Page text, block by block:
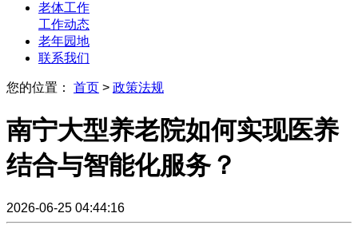
老体工作
工作动态
老年园地
联系我们
您的位置： 首页 > 政策法规
南宁大型养老院如何实现医养
结合与智能化服务？
2026-06-25 04:44:16